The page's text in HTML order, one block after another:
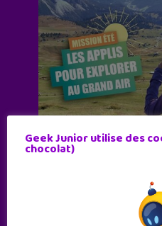
Geek Junior utilise des
chocolat)